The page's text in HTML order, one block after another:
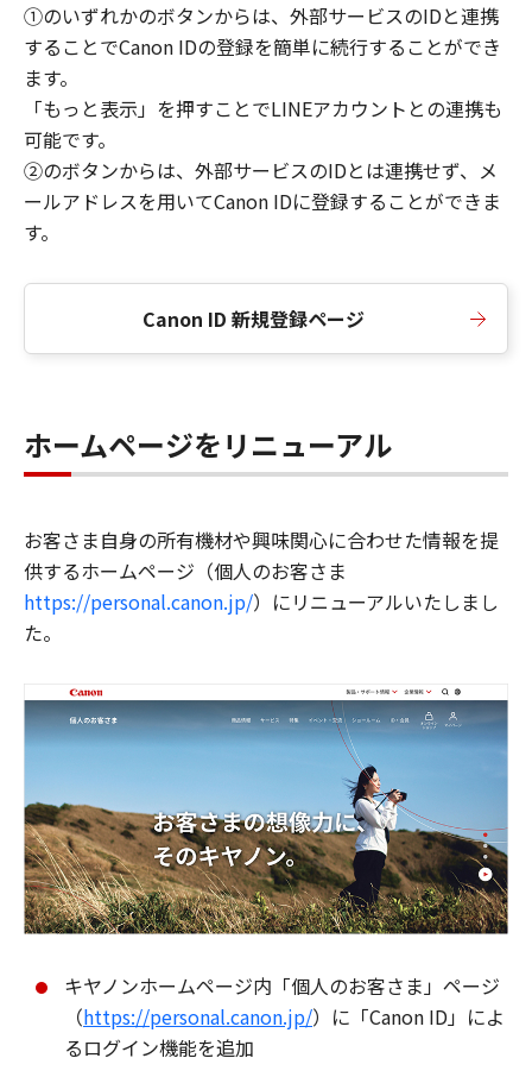
①のいずれかのボタンからは、外部サービスのIDと連携
することでCanon IDの登録を簡単に続行することができ
ます。
「もっと表示」を押すことでLINEアカウントとの連携も
可能です。
②のボタンからは、外部サービスのIDとは連携せず、メ
ールアドレスを用いてCanon IDに登録することができま
す。
Canon ID 新規登録ページ
ホームページをリニューアル
お客さま自身の所有機材や興味関心に合わせた情報を提
供するホームページ（個人のお客さま
https://personal.canon.jp/）にリニューアルいたしまし
た。
キヤノンホームページ内「個人のお客さま」ページ
（https://personal.canon.jp/）に「Canon ID」によ
るログイン機能を追加